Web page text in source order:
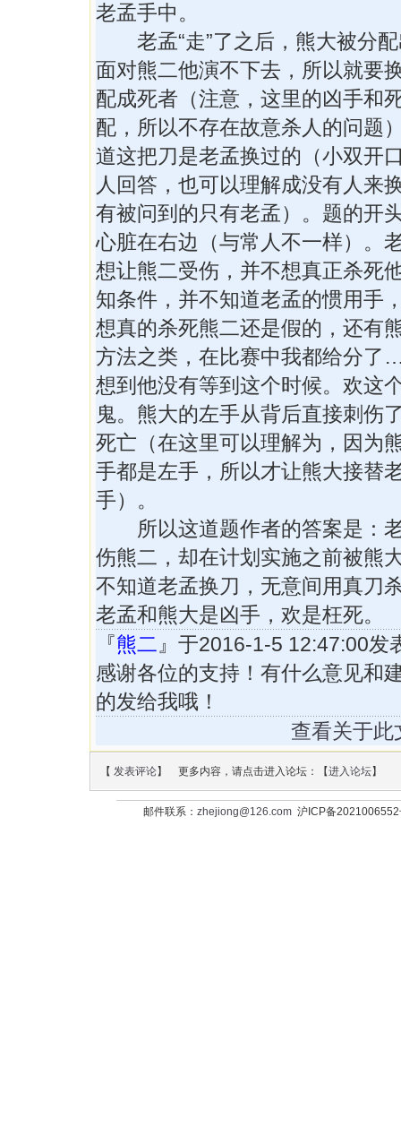
老孟手中。
老孟“走”了之后，熊大被分配
面对熊二他演不下去，所以就要
配成死者（注意，这里的凶手和
配，所以不存在故意杀人的问题
道这把刀是老孟换过的（小双开
人回答，也可以理解成没有人来
有被问到的只有老孟）。题的开
心脏在右边（与常人不一样）。
想让熊二受伤，并不想真正杀死
知条件，并不知道老孟的惯用手
想真的杀死熊二还是假的，还有
方法之类，在比赛中我都给分
想到他没有等到这个时候。欢这
鬼。熊大的左手从背后直接刺伤
死亡（在这里可以理解为，因为
手都是左手，所以才让熊大接替
手）。
所以这道题作者的答案是：
伤熊二，却在计划实施之前被熊
不知道老孟换刀，无意间用真刀
老孟和熊大是凶手，欢是枉死。
『熊二 』于2016-1-5 12:47:00发
感谢各位的支持！有什么意见和
的发给我哦！
查看关于此
【 发表评论】 更多内容，请点击进入论坛：【进入论坛】
邮件联系： zhejiong@126.com沪ICP备